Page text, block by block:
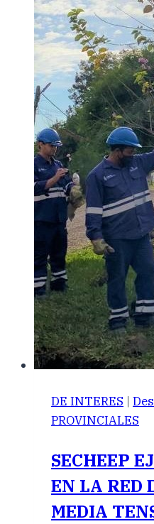
DE INTERES |
PROVINCIALES
SECHEEP
EN LA RED
MEDIA